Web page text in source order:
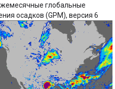
глобальные
осадков (GPM), версия 6